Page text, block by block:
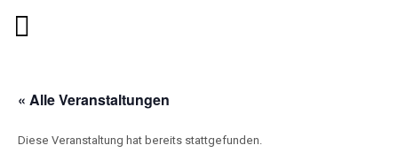
« Alle Veranstaltungen
Diese Veranstaltung hat bereits stattgefunden.